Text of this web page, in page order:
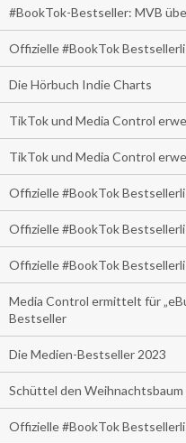
#BookTok-Bestseller: MVB
Offizielle #BookTok
Die Hörbuch Indie Charts
TikTok und Media Control
TikTok und Media Control
Offizielle #BookTok
Offizielle #BookTok
Offizielle #BookTok
Media Control ermittelt für
Bestseller
Die Medien-Bestseller 2023
Schüttel den Weihnachtsbaum
Offizielle #BookTok